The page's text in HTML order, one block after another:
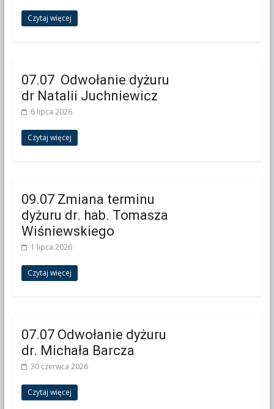
Czytaj więcej
07.07 Odwołanie dyżuru
dr Natalii Juchniewicz
6 lipca 2026
Czytaj więcej
09.07 Zmiana terminu
dyżuru dr. hab. Tomasza
Wiśniewskiego
1 lipca 2026
Czytaj więcej
07.07 Odwołanie dyżuru
dr. Michała Barcza
30 czerwca 2026
Czytaj więcej